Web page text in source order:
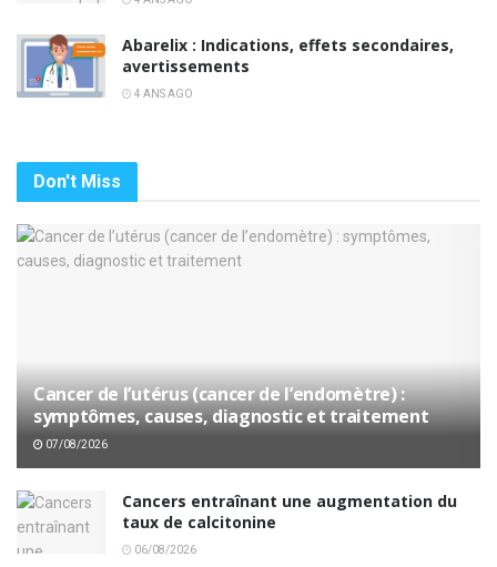
Abarelix : Indications, effets secondaires,
avertissements
4 ANS AGO
Don't Miss
Cancer de l’utérus (cancer de l’endomètre) :
symptômes, causes, diagnostic et traitement
07/08/2026
Cancers entraînant une augmentation du
taux de calcitonine
06/08/2026